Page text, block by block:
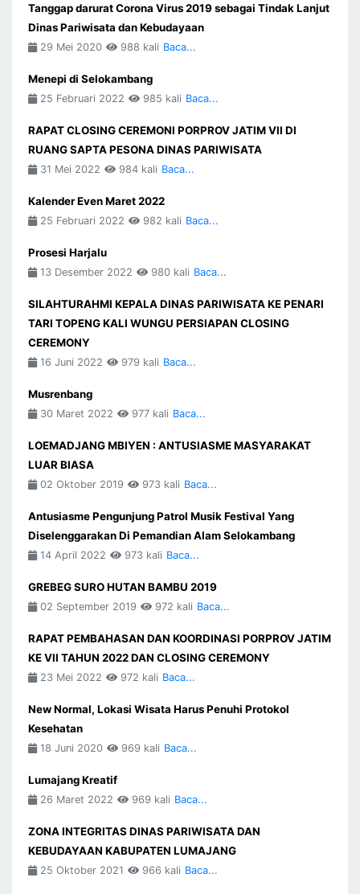
Tanggap darurat Corona Virus 2019 sebagai Tindak Lanjut
Dinas Pariwisata dan Kebudayaan
29 Mei 2020 988 kali Baca...
Menepi di Selokambang
25 Februari 2022 985 kali Baca...
RAPAT CLOSING CEREMONI PORPROV JATIM VII DI
RUANG SAPTA PESONA DINAS PARIWISATA
31 Mei 2022 984 kali Baca...
Kalender Even Maret 2022
25 Februari 2022 982 kali Baca...
Prosesi Harjalu
13 Desember 2022 980 kali Baca...
SILAHTURAHMI KEPALA DINAS PARIWISATA KE PENARI
TARI TOPENG KALI WUNGU PERSIAPAN CLOSING
CEREMONY
16 Juni 2022 979 kali Baca...
Musrenbang
30 Maret 2022 977 kali Baca...
LOEMADJANG MBIYEN : ANTUSIASME MASYARAKAT
LUAR BIASA
02 Oktober 2019 973 kali Baca...
Antusiasme Pengunjung Patrol Musik Festival Yang
Diselenggarakan Di Pemandian Alam Selokambang
14 April 2022 973 kali Baca...
GREBEG SURO HUTAN BAMBU 2019
02 September 2019 972 kali Baca...
RAPAT PEMBAHASAN DAN KOORDINASI PORPROV JATIM
KE VII TAHUN 2022 DAN CLOSING CEREMONY
23 Mei 2022 972 kali Baca...
New Normal, Lokasi Wisata Harus Penuhi Protokol
Kesehatan
18 Juni 2020 969 kali Baca...
Lumajang Kreatif
26 Maret 2022 969 kali Baca...
ZONA INTEGRITAS DINAS PARIWISATA DAN
KEBUDAYAAN KABUPATEN LUMAJANG
25 Oktober 2021 966 kali Baca...